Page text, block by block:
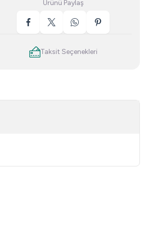
Ürünü Paylaş
Taksit Seçenekleri